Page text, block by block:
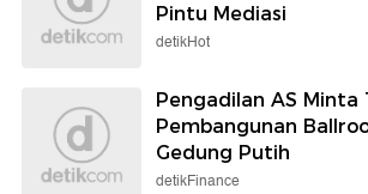
Pintu Mediasi
detikHot
Pengadilan AS Minta
Pembangunan
Gedung Putih
detikFinance